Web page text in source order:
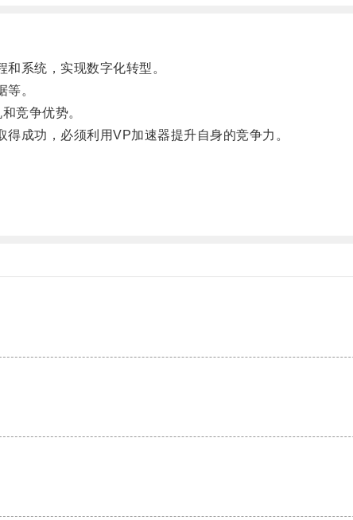
系统，实现数字化转型。
。
竞争优势。
成功，必须利用VP加速器提升自身的竞争力。